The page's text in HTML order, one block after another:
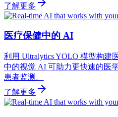
了解更多
医疗保健中的 AI
利用 Ultralytics YOLO 模型构建
中的视觉 AI 可助力更快速的医
患者监测。
了解更多